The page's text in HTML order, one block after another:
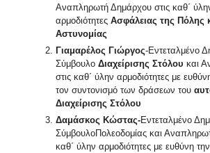
Αναπληρωτή Δημάρχου στις καθ΄
αρμοδιότητες Ασφάλειας της Πόλης
Αστυνομίας
Γιαμαρέλος Γιώργος-Εντεταλμένο
Σύμβουλο Διαχείρισης Στόλου και
στις καθ΄ ύλην αρμοδιότητες με
τον συντονισμό των δράσεων του
Διαχείρισης Στόλου
Δαμάσκος Κώστας-Εντεταλμένο
ΣύμβουλοΠολεοδομίας και
καθ΄ ύλην αρμοδιότητες με ευθύνη